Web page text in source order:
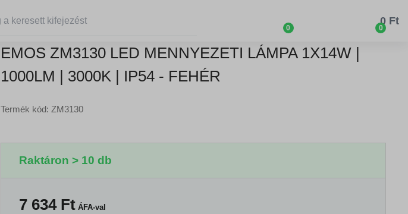
0 0
0 Ft
EMOS ZM3130 LED MENNYEZETI LÁMPA 1X14W |
1000LM | 3000K | IP54 - FEHÉR
Termék kód: ZM3130
Raktáron > 10 db
7 634FtÁFA-val